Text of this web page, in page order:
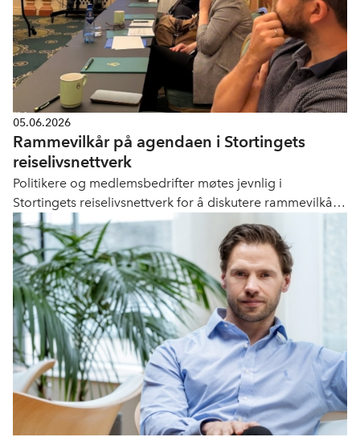
05.06.2026
Rammevilkår på agendaen i Stortingets
reiselivsnettverk
Politikere og medlemsbedrifter møtes jevnlig i
Stortingets reiselivsnettverk for å diskutere rammevilkår
for reiselivsnæringen. Serveringsregelverk, arbeidsliv,
besøksbidrag og korttidsutleie var blant temaene på
siste møte.